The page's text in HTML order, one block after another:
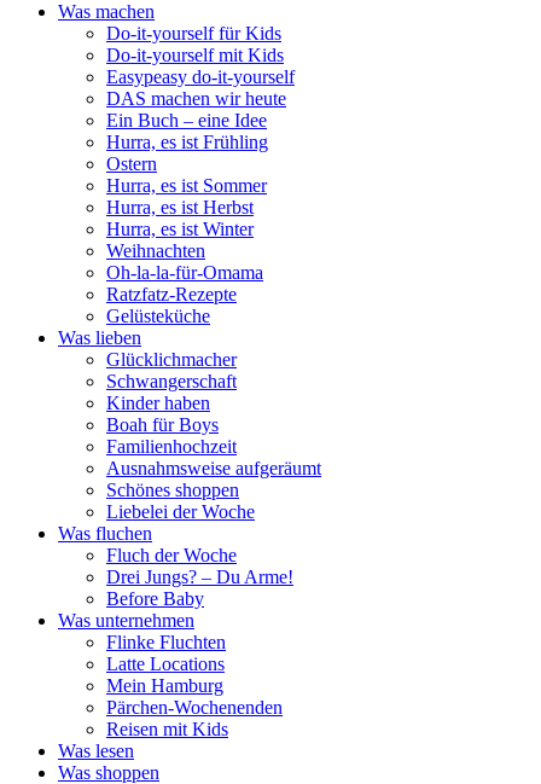
Was machen
Do-it-yourself für Kids
Do-it-yourself mit Kids
Easypeasy do-it-yourself
DAS machen wir heute
Ein Buch – eine Idee
Hurra, es ist Frühling
Ostern
Hurra, es ist Sommer
Hurra, es ist Herbst
Hurra, es ist Winter
Weihnachten
Oh-la-la-für-Omama
Ratzfatz-Rezepte
Gelüsteküche
Was lieben
Glücklichmacher
Schwangerschaft
Kinder haben
Boah für Boys
Familienhochzeit
Ausnahmsweise aufgeräumt
Schönes shoppen
Liebelei der Woche
Was fluchen
Fluch der Woche
Drei Jungs? – Du Arme!
Before Baby
Was unternehmen
Flinke Fluchten
Latte Locations
Mein Hamburg
Pärchen-Wochenenden
Reisen mit Kids
Was lesen
Was shoppen